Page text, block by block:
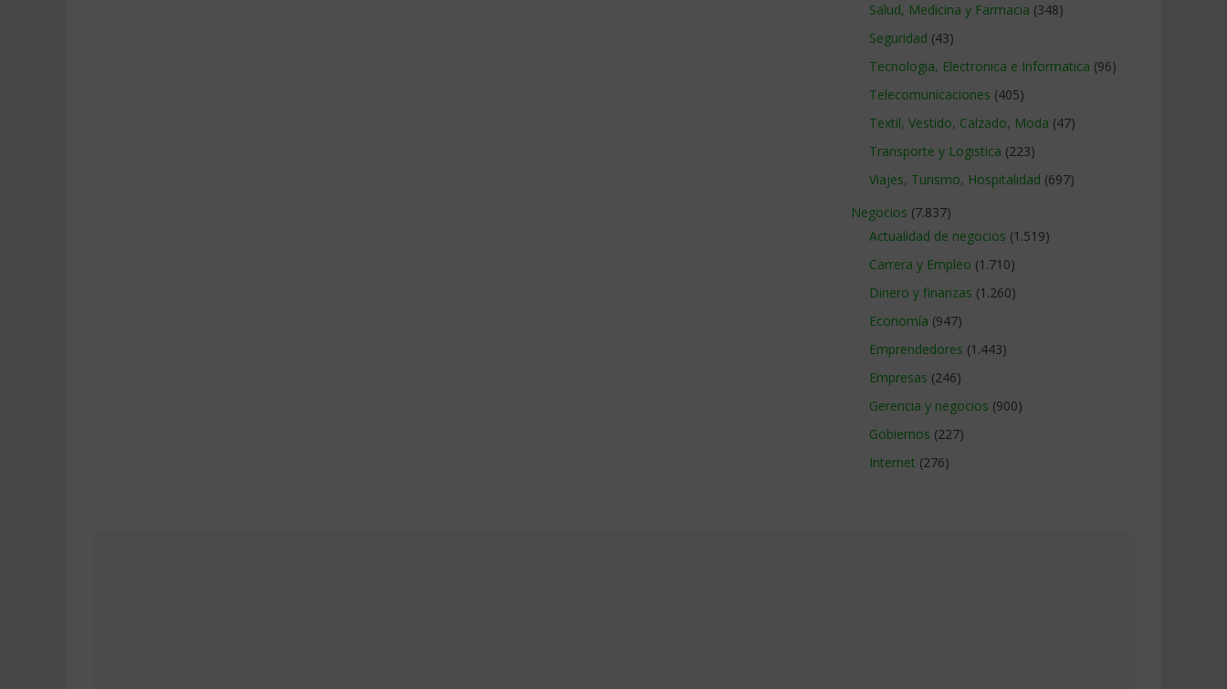
Salud, Medicina y Farmacia (348)
Seguridad (43)
Tecnologia, Electronica e Informatica (96)
Telecomunicaciones (405)
Textil, Vestido, Calzado, Moda (47)
Transporte y Logistica (223)
Viajes, Turismo, Hospitalidad (697)
Negocios (7.837)
Actualidad de negocios (1.519)
Carrera y Empleo (1.710)
Dinero y finanzas (1.260)
Economía (947)
Emprendedores (1.443)
Empresas (246)
Gerencia y negocios (900)
Gobiernos (227)
Internet (276)